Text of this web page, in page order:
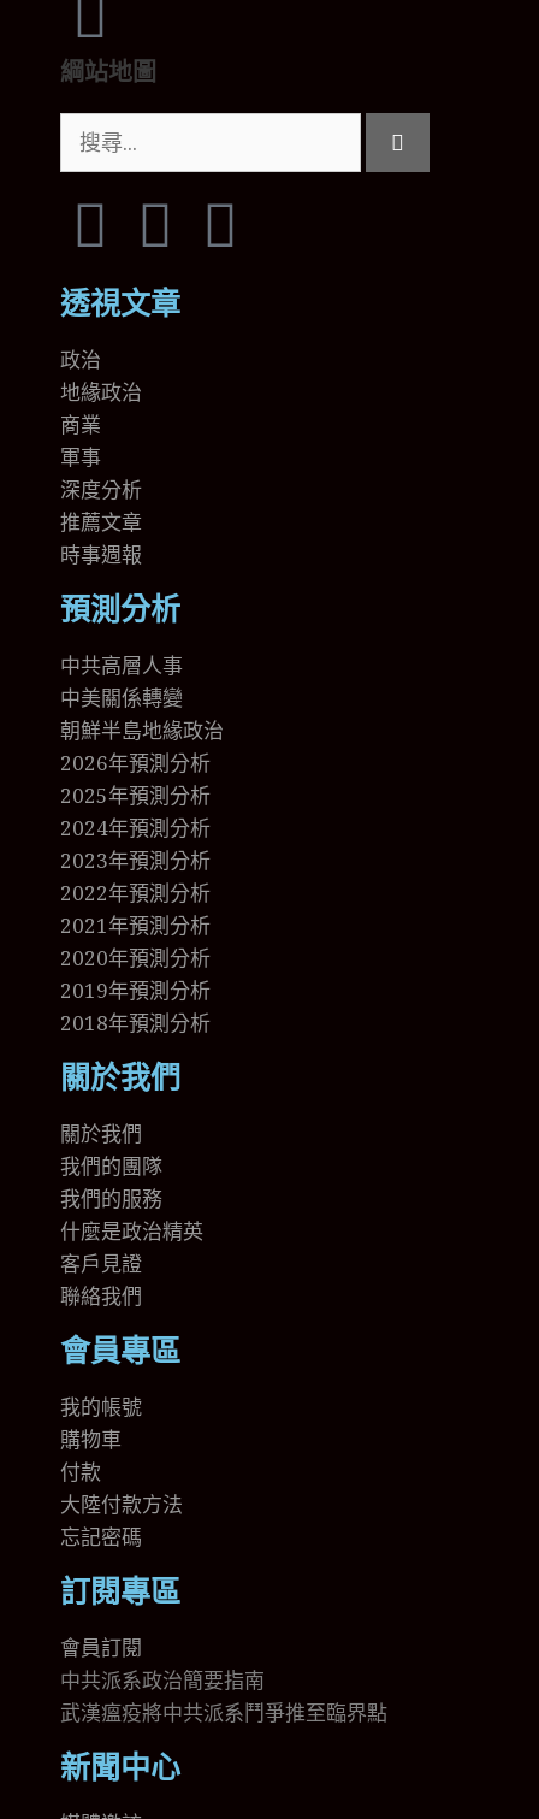
綱站地圖
透視文章
政治
地緣政治
商業
軍事
深度分析
推薦文章
時事週報
預測分析
中共高層人事
中美關係轉變
朝鮮半島地緣政治
2026年預測分析
2025年預測分析
2024年預測分析
2023年預測分析
2022年預測分析
2021年預測分析
2020年預測分析
2019年預測分析
2018年預測分析
關於我們
關於我們
我們的團隊
我們的服務
什麼是政治精英
客戶見證
聯絡我們
會員專區
我的帳號
購物車
付款
大陸付款方法
忘記密碼
訂閱專區
會員訂閱
中共派系政治簡要指南
武漢瘟疫將中共派系鬥爭推至臨界點
新聞中心